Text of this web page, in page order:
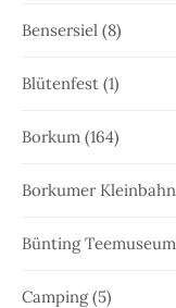
Bensersiel (8)
Blütenfest (1)
Borkum (164)
Borkumer Kleinbahn
Bünting Teemuseum
Camping(5)